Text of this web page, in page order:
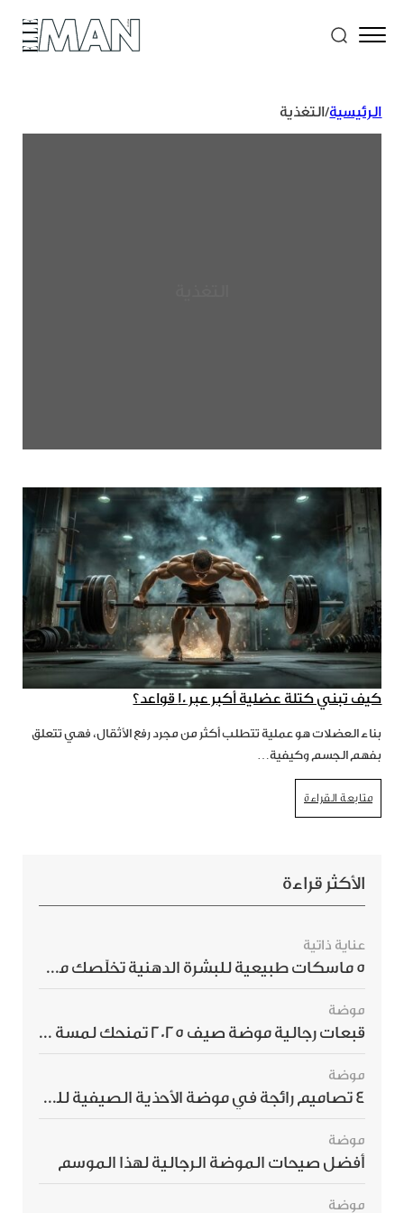
الرئيسية/التغذية
كيف تبني كتلة عضلية أكبر عبر 10 قواعد؟
بناء العضلات هو عملية تتطلب أكثر من مجرد رفع الأثقال، فهي تتعلق
بفهم الجسم وكيفية…
متابعة القراءة
الأكثر قراءة
عناية ذاتية
5 ماسكات طبيعية للبشرة الدهنية تخلّصك من الحبوب بسرعة
موضة
قبعات رجالية موضة صيف 2025 تمنحك لمسة أناقة استثنائية
موضة
4 تصاميم رائجة في موضة الأحذية الصيفية للرجال هذا الموسم
موضة
أفضل صيحات الموضة الرجالية لهذا الموسم
موضة